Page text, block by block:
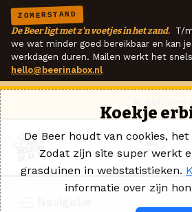
ZOMERSTAND
De Beer ligt met z'n voetjes in het zand. T/
we wat minder goed bereikbaar en kan
werkdagen duren. Mailen werkt het
hello@beerinabox.nl
Koekje
De Beer houdt van cookies,
Zodat zijn site super werkt
grasduinen in webstatistieken.
informatie over zijn